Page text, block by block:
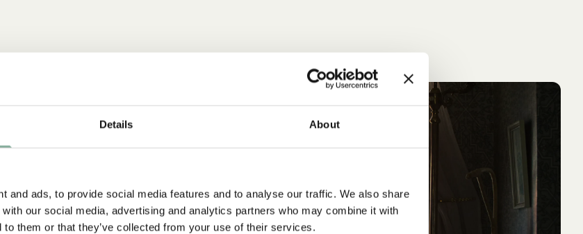
Details About
and ads, to provide social media features and to analyse our traffic. We also share
our social media, advertising and analytics partners who may combine it with
to them or that they’ve collected from your use of their services.
-15% NEU
IN DEN WARENKORB
Kinderservice Michel aus Lönneberga
MICHEL AUS LÖNNEBERGA